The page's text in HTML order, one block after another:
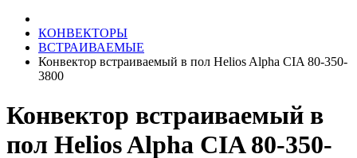
КОНВЕКТОРЫ
ВСТРАИВАЕМЫЕ
Конвектор встраиваемый в пол Helios Alpha CIA 80-350-
3800
Конвектор встраиваемый в
пол Helios Alpha CIA 80-350-